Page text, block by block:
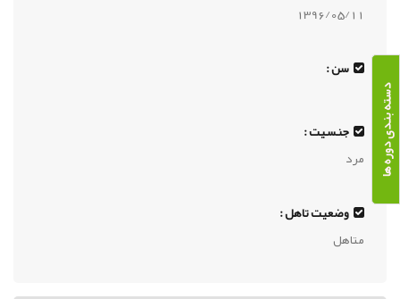
دسته بندی دوره ها
1396/05/11
سن :
جنسیت :
مرد
وضعیت تاهل :
متاهل